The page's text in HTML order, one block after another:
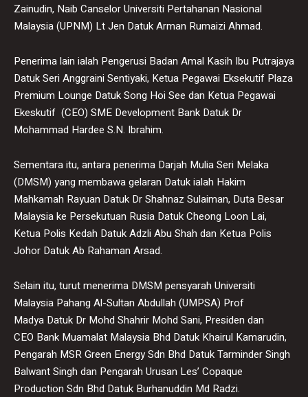
Zainudin, Naib Canselor Universiti Pertahanan Nasional
Malaysia (UPNM) Lt Jen Datuk Arman Rumaizi Ahmad.
Penerima lain ialah Pengerusi Badan Amal Kasih Ibu Putrajaya
Datuk Seri Anggraini Sentiyaki, Ketua Pegawai Eksekutif Plaza
Premium Lounge Datuk Song Hoi See dan Ketua Pegawai
Ekeskutif (CEO) SME Development Bank Datuk Dr
Mohammad Hardee S.N. Ibrahim.
Sementara itu, antara penerima Darjah Mulia Seri Melaka
(DMSM) yang membawa gelaran Datuk ialah Hakim
Mahkamah Rayuan Datuk Dr Shahnaz Sulaiman, Duta Besar
Malaysia ke Persekutuan Rusia Datuk Cheong Loon Lai,
Ketua Polis Kedah Datuk Adzli Abu Shah dan Ketua Polis
Johor Datuk Ab Rahaman Arsad.
Selain itu, turut menerima DMSM pensyarah Universiti
Malaysia Pahang Al-Sultan Abdullah (UMPSA) Prof
Madya Datuk Dr Mohd Shahrir Mohd Sani, Presiden dan
CEO Bank Muamalat Malaysia Bhd Datuk Khairul Kamarudin,
Pengarah MSR Green Energy Sdn Bhd Datuk Tarminder Singh
Balwant Singh dan Pengarah Urusan Les’ Copaque
Production Sdn Bhd Datuk Burhanuddin Md Radzi.